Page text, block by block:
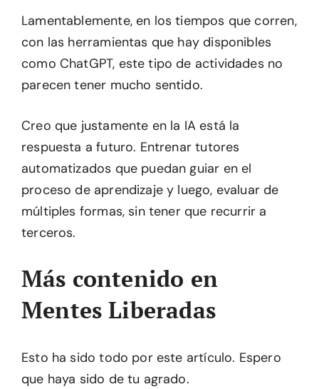
Lamentablemente, en los tiempos que corren,
con las herramientas que hay disponibles
como ChatGPT, este tipo de actividades no
parecen tener mucho sentido.
Creo que justamente en la IA está la
respuesta a futuro. Entrenar tutores
automatizados que puedan guiar en el
proceso de aprendizaje y luego, evaluar de
múltiples formas, sin tener que recurrir a
terceros.
Más contenido en
Mentes Liberadas
Esto ha sido todo por este artículo. Espero
que haya sido de tu agrado.